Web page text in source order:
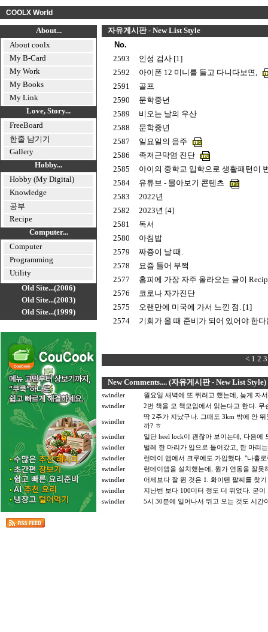
COOLX World
About...
About coolx
My B-Card
My Work
My Books
My Link
Love, Story...
FreeBoard
한줄 남기기
Gallery
Hobby...
Hobby (My Digital)
Knowledge
공부
Recipe
Computer...
Computer
Programming
Utility
Old Site...(2006)
Old Site...(2003)
Old Site...(1999)
자유게시판 - New List Style
No.
2593
인성 검사 [1]
2592
아이폰 12 미니를 들고 다니다보면,
2591
골프
2590
문학중년
2589
비오는 날의 우산
2588
문학중년
2587
일요일의 음주
2586
족저근막염 진단
2585
아이의 중학교 입학으로 생활패턴이
2584
유튜브 - 몰아보기 콘텐츠
2583
2022년
2582
2023년 [4]
2581
독서
2580
아침밥
2579
짜증이 날 때.
2578
요즘 들어 부쩍
2577
홈피에 가장 자주 올라오는 글이
2576
코로나 자가진단
2575
오랜만에 미국에 가서 느낀 점. [1]
2574
기회가 올 때 준비가 되어 있어야 한다
< 1 2 3
New Comments.... (자유게시판 - New List Style)
swindler
월요일 새벽에 또 뛰려고 했는데, 늦게 자
swindler
2번 책을 모 책모임에서 읽는다고 한다.
swindler
딱 2주가 지났구나. 그때도 3km 밖에 안
까? ㅎ
swindler
일단 heel lock이 괜찮아 보이는데, 다음에
swindler
벌레 한 마리가 입으로 들어갔고, 한 마리
swindler
런데이 앱에서 크루에도 가입했다. "나홀
swindler
런데이앱을 설치했는데, 뭔가 연동을 잘
swindler
어제보다 잘 뛴 것은 1. 화이텐 팔찌를 찾
swindler
지난번 보다 100미터 정도 더 뛰었다. 굳
swindler
5시 30분에 일어나서 뛰고 오는 것도 시간